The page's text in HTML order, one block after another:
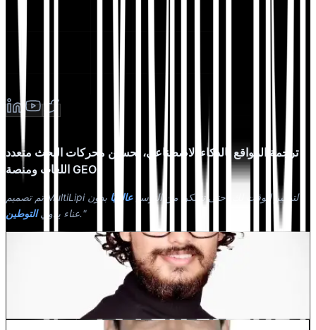
ترجمة المواقع بالذكاء الاصطناعي، تحسين محركات البحث متعدد
اللغات ومنصة GEO
تم تصميم MultiLipi لتوفير الوقت لك، حتى تتمكن من التوسععالميًا بدون
عناء يدويالتوطين ."
شريك مؤسس @MultiLipi